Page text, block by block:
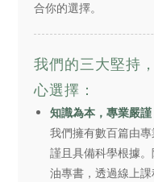
合你的選擇。
我們的三大堅持
心選擇：
知識為本，專業嚴謹
我們擁有數百篇由
謹且具備科學根據
油專書，透過線上